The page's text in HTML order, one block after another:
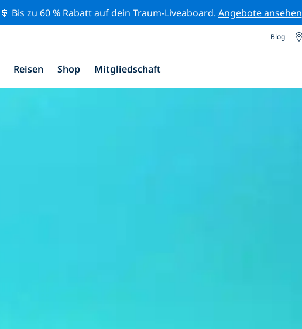
🚢 Bis zu 60 % Rabatt auf dein Traum-Liveaboard. Angebote ansehen
Blog
Reisen Shop Mitgliedschaft